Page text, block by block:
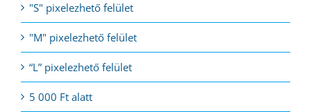
"S" pixelezhető felület
"M" pixelezhető felület
“L” pixelezhető felület
5 000 Ft alatt